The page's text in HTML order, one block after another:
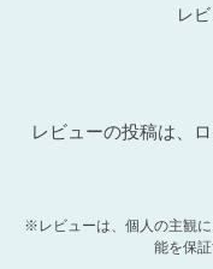
レ
レビューの投稿は、
※レビューは、個人の主観
能を保